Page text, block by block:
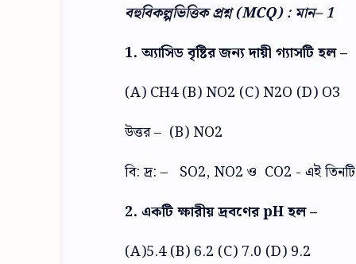
বহুবিকল্পভিত্তিক প্রশ্ন (MCQ) : মান– 1
1. অ্যাসিড বৃষ্টির জন্য দায়ী গ্যাসটি হল –
(A) CH4 (B) NO2 (C) N2O (D) O3
উত্তর – (B) NO2
বি: দ্র: – SO2, NO2 ও CO2 - এই তিনটি
2. একটি ক্ষারীয় দ্রবণের pH হল –
(A)5.4 (B) 6.2 (C) 7.0 (D) 9.2